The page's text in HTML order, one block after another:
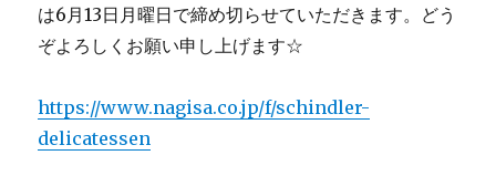
は6月13日月曜日で締め切らせていただきます。どう
ぞよろしくお願い申し上げます☆
https://www.nagisa.co.jp/f/schindler-
delicatessen